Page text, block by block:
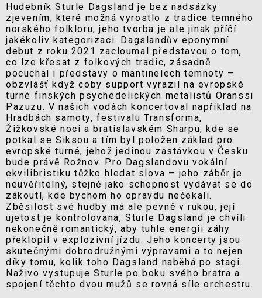
Hudebník Sturle Dagsland je bez nadsázky
zjevením, které možná vyrostlo z tradice temného
norského folkloru, jeho tvorba je ale jinak příčí
jakékoliv kategorizaci. Dagslandův eponymní
debut z roku 2021 zacloumal představou o tom,
co lze křesat z folkových tradic, zásadně
pocuchal i představy o mantinelech temnoty –
obzvlášť když coby support vyrazil na evropské
turné finských psychedelických metalistů Oranssi
Pazuzu. V našich vodách koncertoval například na
Hradbách samoty, festivalu Transforma,
Žižkovské noci a bratislavském Sharpu, kde se
potkal se Siksou a tím byl položen základ pro
evropské turné, jehož jedinou zastávkou v Česku
bude právě Rožnov. Pro Dagslandovu vokální
ekvilibristiku těžko hledat slova – jeho záběr je
neuvěřitelný, stejně jako schopnost vydávat se do
zákoutí, kde bychom ho opravdu nečekali.
Zběsilost své hudby má ale pevně v rukou, její
ujetost je kontrolovaná, Sturle Dagsland je chvíli
nekonečně romantický, aby tuhle energii záhy
překlopil v explozivní jízdu. Jeho koncerty jsou
skutečnými dobrodružnými výpravami a to nejen
díky tomu, kolik toho Dagsland naběhá po stagi.
Naživo vystupuje Sturle po boku svého bratra a
spojení těchto dvou mužů se rovná síle orchestru.